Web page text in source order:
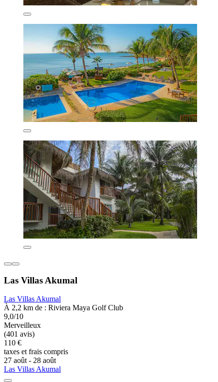
Las Villas Akumal
Las Villas Akumal
À 2,2 km de : Riviera Maya Golf Club
9,0/10
Merveilleux
(401 avis)
110 €
taxes et frais compris
27 août - 28 août
Las Villas Akumal